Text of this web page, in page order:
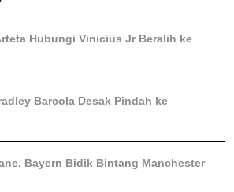
Hubungi Vinicius Jr Beralih ke
Barcola Desak Pindah ke
Bayern Bidik Bintang Manchester